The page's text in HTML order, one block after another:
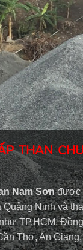
THAN
Nam Sơnđược
Quảng Ninh và
TP.HCM,
Thơ, An